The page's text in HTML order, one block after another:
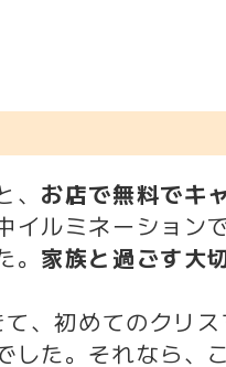
お店で無料でキ
イルミネーション
家族と過ごす大
、初めてのクリ
した。それなら、